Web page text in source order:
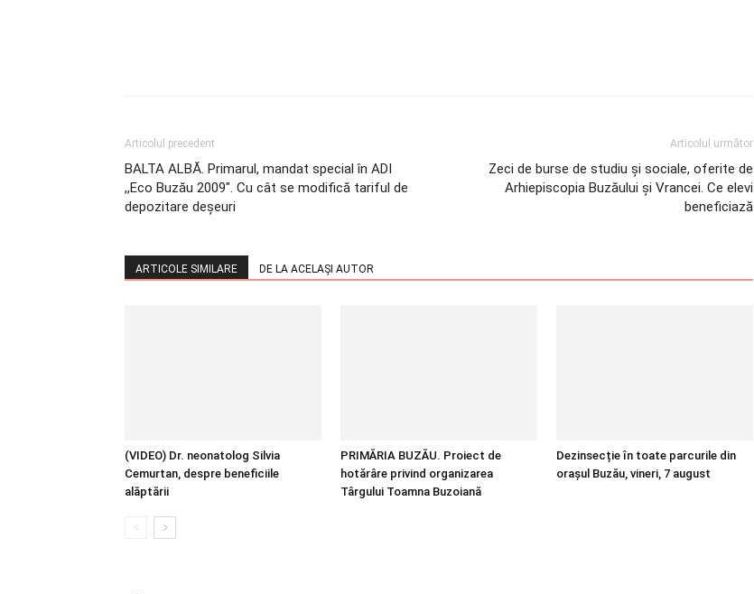
Articolul precedent
BALTA ALBĂ. Primarul, mandat special în ADI
,,Eco Buzău 2009″. Cu cât se modifică tariful de
depozitare deșeuri
Articolul următor
Zeci de burse de studiu și sociale, oferite de
Arhiepiscopia Buzăului și Vrancei. Ce elevi
beneficiază
ARTICOLE SIMILARE DE LA ACELAȘI AUTOR
(VIDEO) Dr. neonatolog Silvia
Cemurtan, despre beneficiile
alăptării
PRIMĂRIA BUZĂU. Proiect de
hotărâre privind organizarea
Târgului Toamna Buzoiană
Dezinsecție în toate parcurile din
orașul Buzău, vineri, 7 august